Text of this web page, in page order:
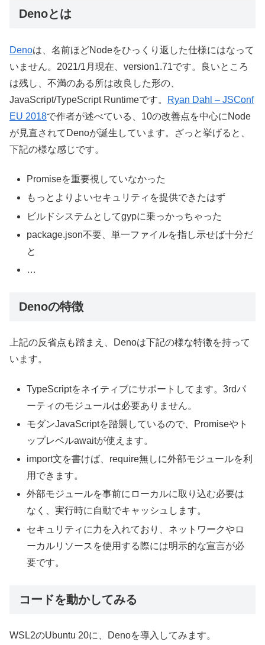
Denoとは
Denoは、名前ほどNodeをひっくり返した仕様にはなって
いません。2021/1月現在、version1.71です。良いところ
は残し、不満のある所は改良した形の、
JavaScript/TypeScript Runtimeです。
Ryan Dahl – JSConf
EU 2018で作者が述べている、10の改善点を中心にNode
が見直されてDenoが誕生しています。ざっと挙げると、
下記の様な感じです。
Promiseを重要視していなかった
もっとよりよいセキュリティを提供できたはず
ビルドシステムとしてgypに乗っかっちゃった
package.json不要、単一ファイルを指し示せば十分だ
と
…
Denoの特徴
上記の反省点も踏まえ、Denoは下記の様な特徴を持って
います。
TypeScriptをネイティブにサポートしてます。3rdパ
ーティのモジュールは必要ありません。
モダンJavaScriptを踏襲しているので、Promiseやト
ップレベルawaitが使えます。
import文を書けば、require無しに外部モジュールを利
用できます。
外部モジュールを事前にローカルに取り込む必要は
なく、実行時に自動でキャッシュします。
セキュリティに力を入れており、ネットワークやロ
ーカルリソースを使用する際には明示的な宣言が必
要です。
コードを動かしてみる
WSL2のUbuntu 20に、Denoを導入してみます。